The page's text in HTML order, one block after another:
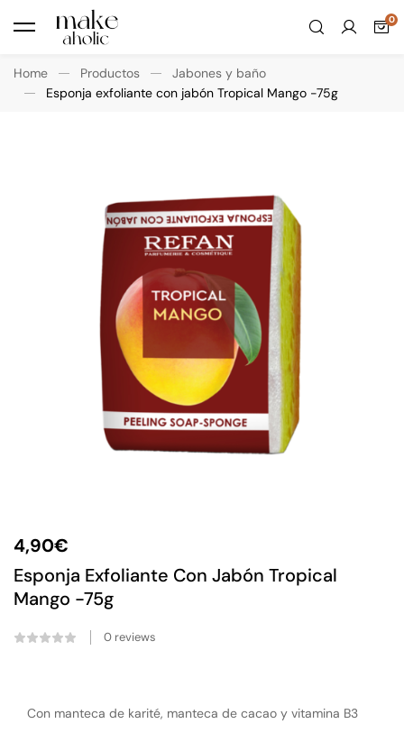
Home Productos
Jabones y baño
Esponja exfoliante con jabón Tropical Mango -75g
4,90€
Esponja Exfoliante Con Jabón Tropical
Mango -75g
0 reviews
Con manteca de karité, manteca de cacao y vitamina B3